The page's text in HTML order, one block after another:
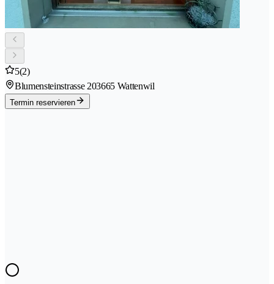
5(2)
Blumensteinstrasse 203665 Wattenwil
Termin reservieren